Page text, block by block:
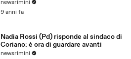
newsrimini
9 anni fa
Nadia Rossi (Pd) risponde al sindaco di
Coriano: è ora di guardare avanti
newsrimini